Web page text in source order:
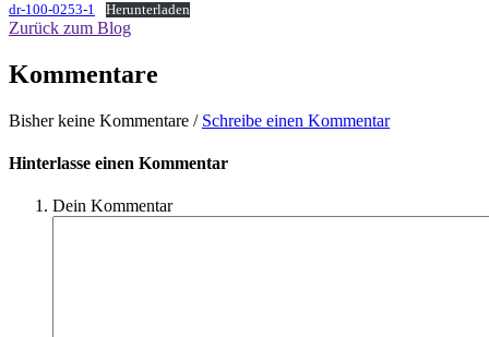
dr-100-0253-1 Herunterladen
Zurück zum Blog
Kommentare
Bisher keine Kommentare / Schreibe einen Kommentar
Hinterlasse einen Kommentar
Dein Kommentar